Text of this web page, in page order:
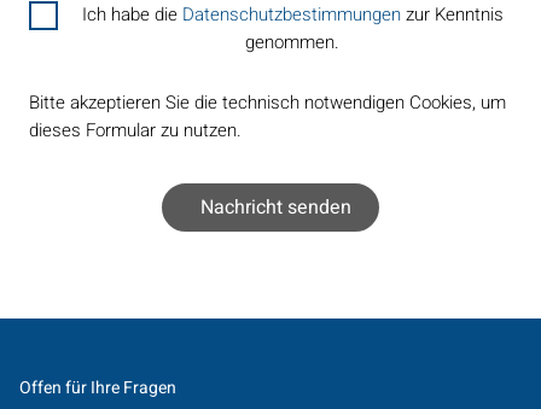
Ich habe die Datenschutzbestimmungenzur Kenntnis
genommen.
Bitte akzeptieren Sie die technisch notwendigen Cookies, um
dieses Formular zu nutzen.
Offen für Ihre Fragen